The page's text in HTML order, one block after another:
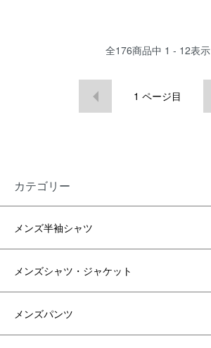
全176商品中 1 - 12表示
1 ページ目
カテゴリー
メンズ半袖シャツ
メンズシャツ・ジャケット
メンズパンツ